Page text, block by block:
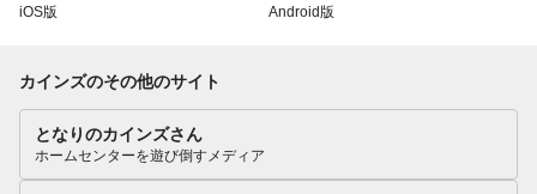
iOS版 Android版
カインズのその他のサイト
となりのカインズさん
ホームセンターを遊び倒すメディア